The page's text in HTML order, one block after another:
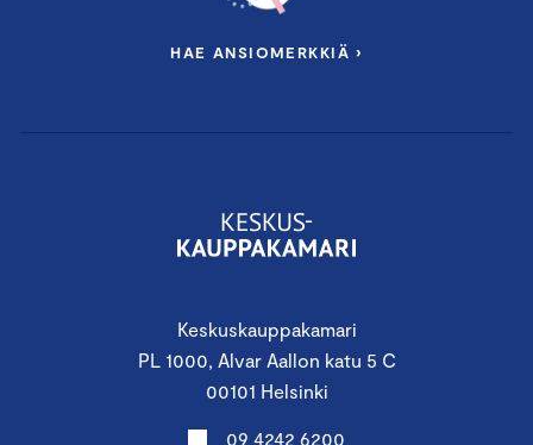
Keskuskauppakamari
PL 1000, Alvar Aallon katu 5 C
00101 Helsinki
09 4242 6200
HAE ANSIOMERKKIÄ ›